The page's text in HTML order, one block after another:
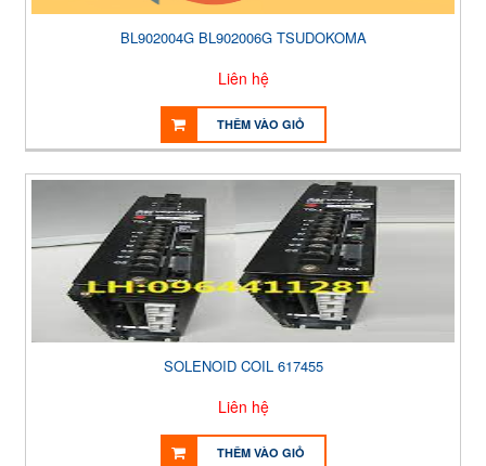
BL902004G BL902006G TSUDOKOMA
Liên hệ
THÊM VÀO GIỎ
SOLENOID COIL 617455
Liên hệ
THÊM VÀO GIỎ